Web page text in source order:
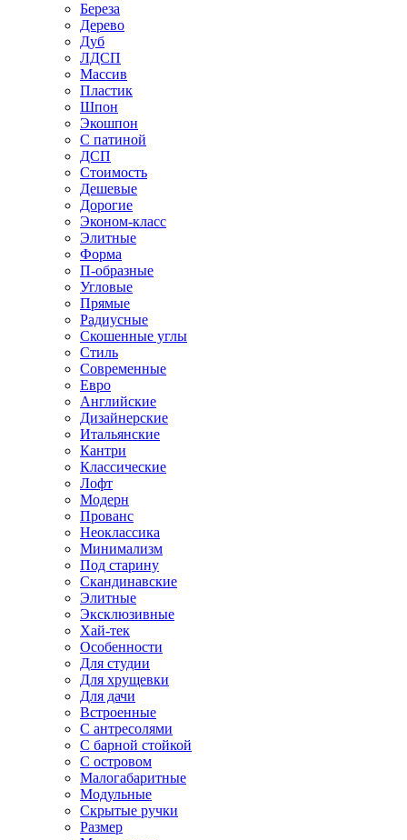
Береза
Дерево
Дуб
ЛДСП
Массив
Пластик
Шпон
Экошпон
С патиной
ДСП
Стоимость
Дешевые
Дорогие
Эконом-класс
Элитные
Форма
П-образные
Угловые
Прямые
Радиусные
Скошенные углы
Стиль
Современные
Евро
Английские
Дизайнерские
Итальянские
Кантри
Классические
Лофт
Модерн
Прованс
Неоклассика
Минимализм
Под старину
Скандинавские
Элитные
Эксклюзивные
Хай-тек
Особенности
Для студии
Для хрущевки
Для дачи
Встроенные
С антресолями
С барной стойкой
С островом
Малогабаритные
Модульные
Скрытые ручки
Размер